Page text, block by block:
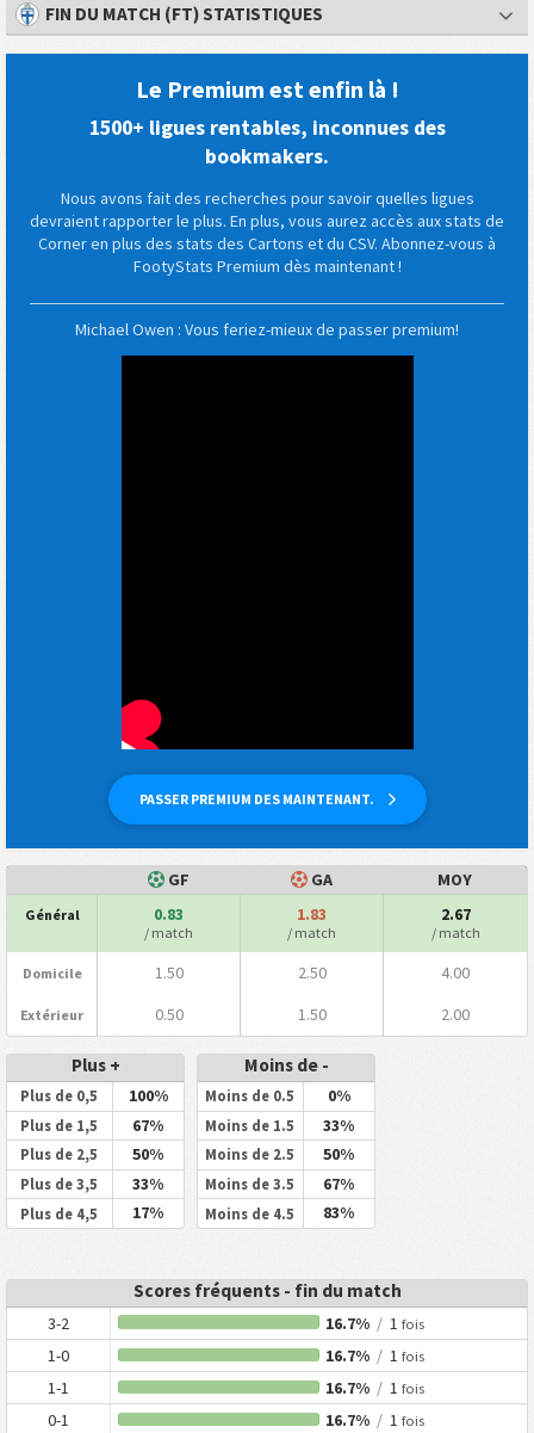
FIN DU MATCH (FT) STATISTIQUES
Le Premium est enfin là !
1500+ ligues rentables, inconnues des
bookmakers.
Nous avons fait des recherches pour savoir quelles ligues
devraient rapporter le plus. En plus, vous aurez accès aux stats de
Corner en plus des stats des Cartons et du CSV. Abonnez-vous à
FootyStats Premium dès maintenant !
PASSER PREMIUM DES MAINTENANT.
Michael Owen : Vous feriez-mieux de passer premium!
GF GA MOY
Général 0.83
/ match
1.83
/ match
2.67
/ match
Domicile 1.50 2.50 4.00
Extérieur 0.50 1.50 2.00
Plus +
Plus de 0,5 100%
Plus de 1,5 67%
Plus de 2,5 50%
Plus de 3,5 33%
Plus de 4,5 17%
Moins de -
Moins de 0.5 0%
Moins de 1.5 33%
Moins de 2.5 50%
Moins de 3.5 67%
Moins de 4.5 83%
Scores fréquents - fin du match
3-2 16.7% / 1fois
1-0 16.7% / 1fois
1-1 16.7% / 1fois
0-1 16.7% / 1fois